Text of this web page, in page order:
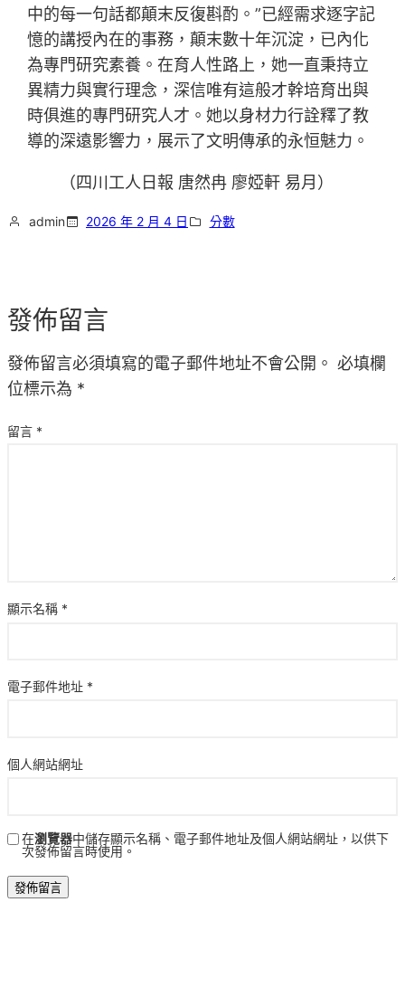
中的每一句話都顛末反復斟酌。”已經需求逐字記
憶的講授內在的事務，顛末數十年沉淀，已內化
為專門研究素養。在育人性路上，她一直秉持立
異精力與實行理念，深信唯有這般才幹培育出與
時俱進的專門研究人才。她以身材力行詮釋了教
導的深遠影響力，展示了文明傳承的永恒魅力。
（四川工人日報 唐然冉 廖婭軒 易月）
admin 2026 年 2 月 4 日 分數
發佈留言
發佈留言必須填寫的電子郵件地址不會公開。 必填欄
位標示為 *
留言 *
顯示名稱 *
電子郵件地址 *
個人網站網址
在瀏覽器中儲存顯示名稱、電子郵件地址及個人網站網址，以供下
次發佈留言時使用。